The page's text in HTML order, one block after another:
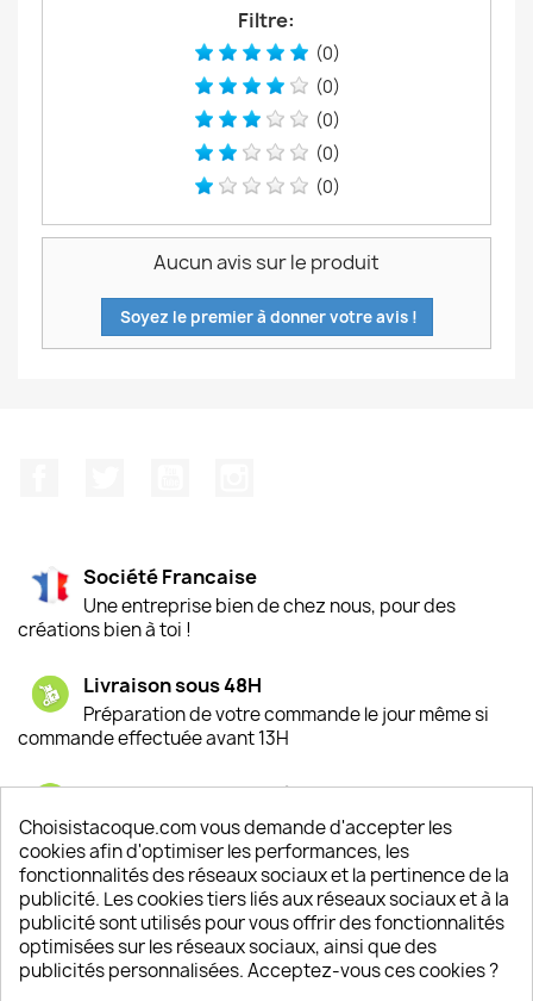
Filtre:
(0)
(0)
(0)
(0)
(0)
Aucun avis sur le produit
Soyez le premier à donner votre avis !
Société Francaise
Une entreprise bien de chez nous, pour des
créations bien à toi !
Livraison sous 48H
Préparation de votre commande le jour même si
commande effectuée avant 13H
Satisfaction de nos clients
Depuis 2009, entre 92% et 94% de nos clients
sont satisfaits de nos produits
Un SAV à votre écoute
Notre SAV est disponible 6/7J de 10h à 18H
Choisistacoque.com vous demande d'accepter les
cookies afin d'optimiser les performances, les
fonctionnalités des réseaux sociaux et la pertinence de la
publicité. Les cookies tiers liés aux réseaux sociaux et à la
publicité sont utilisés pour vous offrir des fonctionnalités
optimisées sur les réseaux sociaux, ainsi que des
publicités personnalisées. Acceptez-vous ces cookies ?